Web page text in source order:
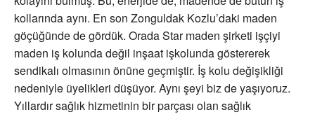
kollarında aynı. En son Zonguldak Kozlu’daki maden
göçüğünde de gördük. Orada Star maden şirketi işçiyi
maden iş kolunda değil inşaat işkolunda göstererek
sendikalı olmasının önüne geçmiştir. İş kolu değişikliği
nedeniyle üyelikleri düşüyor. Aynı şeyi biz de yaşıyoruz.
Yıllardır sağlık hizmetinin bir parçası olan sağlık